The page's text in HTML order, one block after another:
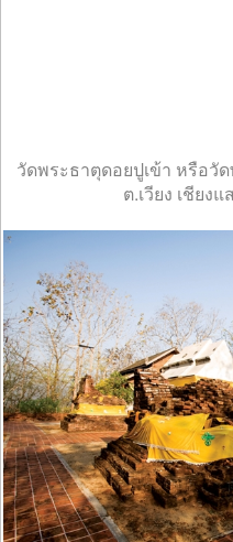
วัดพระธาตุดอยปูเข้า หรือวั
ต.เวียง เชียง